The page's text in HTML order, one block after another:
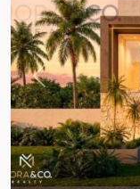
Previous